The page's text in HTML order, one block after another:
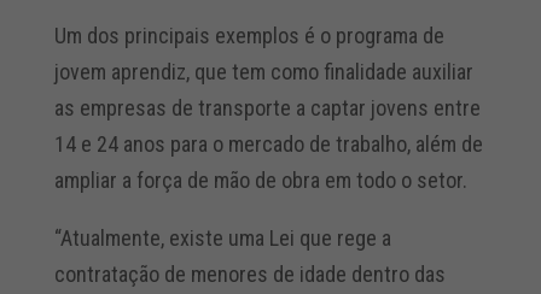
Um dos principais exemplos é o programa de
jovem aprendiz, que tem como finalidade auxiliar
as empresas de transporte a captar jovens entre
14 e 24 anos para o mercado de trabalho, além de
ampliar a força de mão de obra em todo o setor.
“Atualmente, existe uma Lei que rege a
contratação de menores de idade dentro das